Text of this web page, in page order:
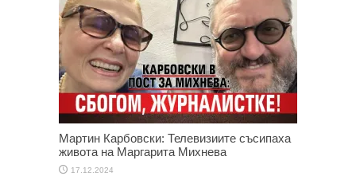
Мартин Карбовски: Телевизиите съсипаха
живота на Маргарита Михнева
17.12.2024